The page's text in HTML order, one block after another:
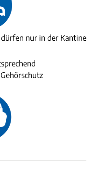
nur in der Kantine